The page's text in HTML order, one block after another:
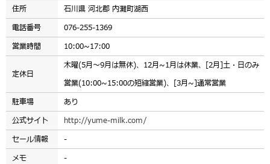
住所
石川県 河北郡 内灘町湖西
電話番号
076-255-1369
営業時間
10:00~17:00
定休日
木曜(5月～9月は無休)、12月~1月は休業、[2月]土・日のみ
営業(10:00~15:00の短縮営業)、[3月~]通常営業
駐車場
あり
公式サイト
http://yume-milk.com/
セール情報
-
メモ
-